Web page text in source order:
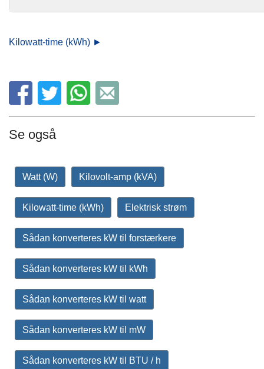
Kilowatt-time (kWh) ►
Se også
Watt (W) Kilovolt-amp (kVA)
Kilowatt-time (kWh) Elektrisk strøm
Sådan konverteres kW til forstærkere
Sådan konverteres kW til kWh
Sådan konverteres kW til watt
Sådan konverteres kW til mW
Sådan konverteres kW til BTU / h